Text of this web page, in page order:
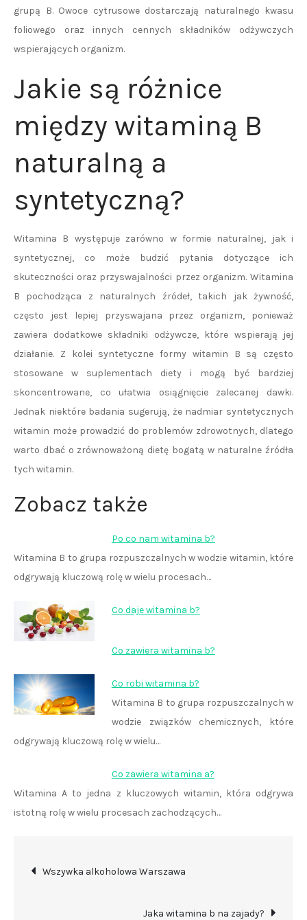
grupą B. Owoce cytrusowe dostarczają naturalnego kwasu
foliowego oraz innych cennych składników odżywczych
wspierających organizm.
Jakie są różnice
między witaminą B
naturalną a
syntetyczną?
Witamina B występuje zarówno w formie naturalnej, jak i
syntetycznej, co może budzić pytania dotyczące ich
skuteczności oraz przyswajalności przez organizm. Witamina
B pochodząca z naturalnych źródeł, takich jak żywność,
często jest lepiej przyswajana przez organizm, ponieważ
zawiera dodatkowe składniki odżywcze, które wspierają jej
działanie. Z kolei syntetyczne formy witamin B są często
stosowane w suplementach diety i mogą być bardziej
skoncentrowane, co ułatwia osiągnięcie zalecanej dawki.
Jednak niektóre badania sugerują, że nadmiar syntetycznych
witamin może prowadzić do problemów zdrowotnych, dlatego
warto dbać o zrównoważoną dietę bogatą w naturalne źródła
tych witamin.
Zobacz także
Po co nam witamina b?
Witamina B to grupa rozpuszczalnych w wodzie witamin, które
odgrywają kluczową rolę w wielu procesach…
Co daje witamina b?
Co zawiera witamina b?
Co robi witamina b?
Witamina B to grupa rozpuszczalnych w
wodzie związków chemicznych, które
odgrywają kluczową rolę w wielu…
Co zawiera witamina a?
Witamina A to jedna z kluczowych witamin, która odgrywa
istotną rolę w wielu procesach zachodzących…
Nawigacja
Wszywka alkoholowa Warszawa
Jaka witamina b na zajady?